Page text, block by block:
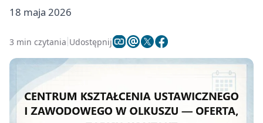
18 maja 2026
3 min czytania Udostępnij